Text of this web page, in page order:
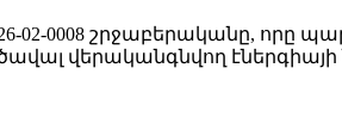
02-0008 շրջաբերականը, որը
վերականգնվող